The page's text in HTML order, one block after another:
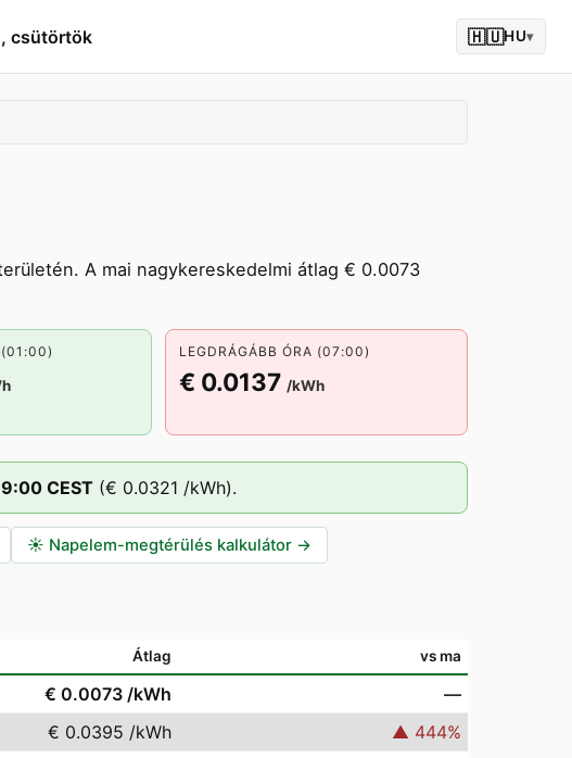
csütörtök 🇭🇺HU▾
A mai nagykereskedelmi átlag € 0.0073
(01:00) LEGDRÁGÁBB ÓRA (07:00)
€ 0.0137 /kWh
:00 CEST (€ 0.0321 /kWh).
☀️ Napelem-megtérülés kalkulátor →
Átlag vs ma
€ 0.0073 /kWh
—
€ 0.0395 /kWh ▲ 444%